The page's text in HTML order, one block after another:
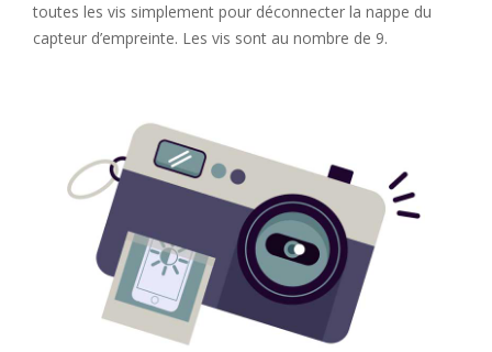
toutes les vis simplement pour déconnecter la nappe du
capteur d’empreinte. Les vis sont au nombre de 9.